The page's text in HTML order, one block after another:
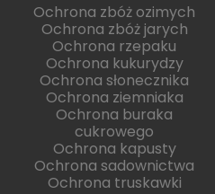
Ochrona zbóż ozimych
Ochrona zbóż jarych
Ochrona rzepaku
Ochrona kukurydzy
Ochrona słonecznika
Ochrona ziemniaka
Ochrona buraka
cukrowego
Ochrona kapusty
Ochrona sadownictwa
Ochrona truskawki